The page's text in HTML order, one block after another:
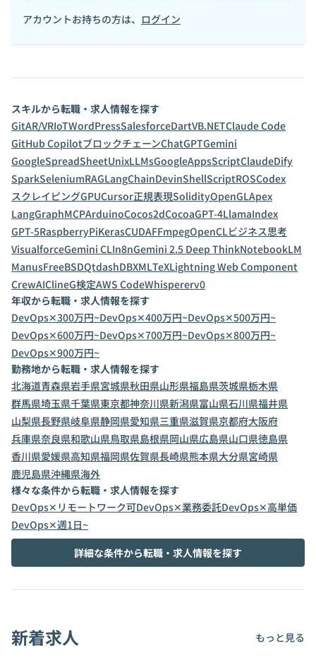
アカウントお持ちの方は、 ログイン
スキルから転職・求人情報を探す
GitAR/VRIoTWordPressSalesforceDartVB.NETClaude Code
GitHub CopilotブロックチェーンChatGPTGemini
GoogleSpreadSheetUnixLLMsGoogleAppsScriptClaudeDify
SparkSeleniumRAGLangChainDevinShellScriptROSCodex
スクレイピングGPUCursor正規表現SolidityOpenGLApex
LangGraphMCPArduinoCocos2dCocoaGPT-4LlamaIndex
GPT-5RaspberryPiKerasCUDAFFmpegOpenCLビジネス思考
VisualforceGemini CLIn8nGemini 2.5 Deep ThinkNotebookLM
ManusFreeBSDQtdashDBXMLTeXLightning Web Component
CrewAIClineG検定AWS CodeWhispererv0
年収から転職・求人情報を探す
DevOps✕300万円~DevOps✕400万円~DevOps✕500万円~
DevOps✕600万円~DevOps✕700万円~DevOps✕800万円~
DevOps✕900万円~
勤務地から転職・求人情報を探す
北海道青森県岩手県宮城県秋田県山形県福島県茨城県栃木県
群馬県埼玉県千葉県東京都神奈川県新潟県富山県石川県福井県
山梨県長野県岐阜県静岡県愛知県三重県滋賀県京都府大阪府
兵庫県奈良県和歌山県鳥取県島根県岡山県広島県山口県徳島県
香川県愛媛県高知県福岡県佐賀県長崎県熊本県大分県宮崎県
鹿児島県沖縄県海外
様々な条件から転職・求人情報を探す
DevOps✕リモートワーク可DevOps✕業務委託DevOps✕高単価
DevOps✕週1日~
詳細な条件から転職・求人情報を探す
新着求人 もっと見る